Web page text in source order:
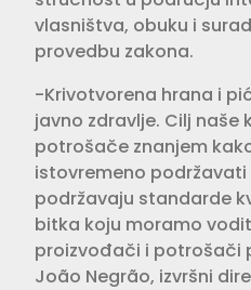
vlasništva, obuku i
provedbu zakona.
-Krivotvorena hrana i
javno zdravlje. Cilj
potrošače znanjem
istovremeno
podržavaju standarde
bitka koju moramo
proizvođači i potrošači
João Negrão, izvršni